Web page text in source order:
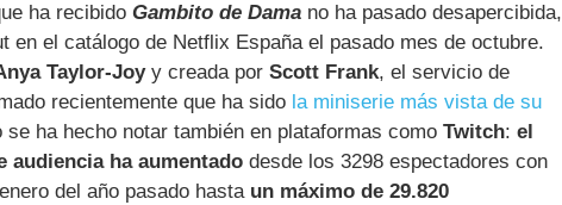
ha recibido Gambito de Dama no ha pasado desapercibida,
en el catálogo de Netflix España el pasado mes de octubre.
Taylor-Joyy creada por Scott Frank, el servicio de
recientemente que ha sido la miniserie más vista de su
se ha hecho notar también en plataformas como Twitch: el
audiencia ha aumentado desde los 3298 espectadores con
del año pasado hasta un máximo de 29.820